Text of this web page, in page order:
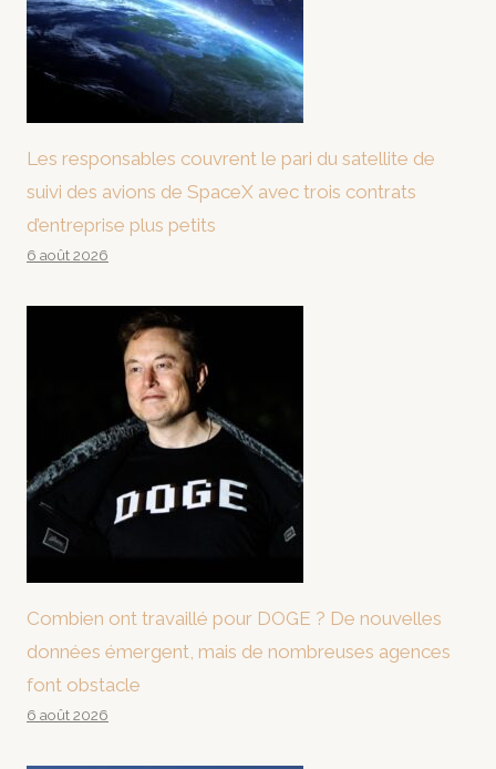
Les responsables couvrent le pari du satellite de
suivi des avions de SpaceX avec trois contrats
d’entreprise plus petits
6 août 2026
Combien ont travaillé pour DOGE ? De nouvelles
données émergent, mais de nombreuses agences
font obstacle
6 août 2026